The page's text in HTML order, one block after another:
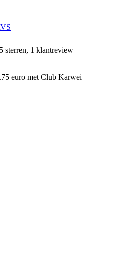
sterren, 1 klantreview
euro met Club Karwei